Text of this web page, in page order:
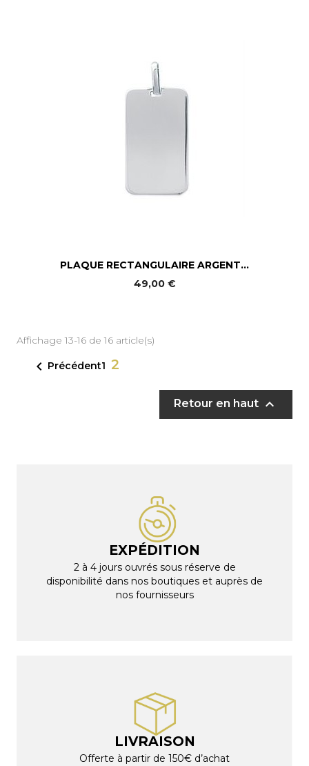
PLAQUE RECTANGULAIRE ARGENT...
49,00 €
Affichage 13-16 de 16 article(s)
 Précédent1 2
Retour en haut 
EXPÉDITION
2 à 4 jours ouvrés sous réserve de
disponibilité dans nos boutiques et auprès de
nos fournisseurs
LIVRAISON
Offerte à partir de 150€ d’achat